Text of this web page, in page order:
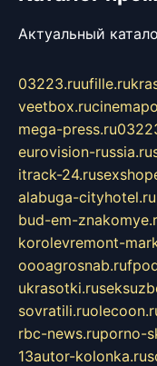
Актуальный
03223.ruufille.ru
veetbox.ru
mega-press.ru
eurovision-russia.ru
itrack-24.ru
alabuga-cityhotel.ru
bud-em-
korolevremont-
oooagrosnab.ru
ukrasotki.ru
sovratili.ru
rbc-news.ruporno-
13autor-kolonka.ru